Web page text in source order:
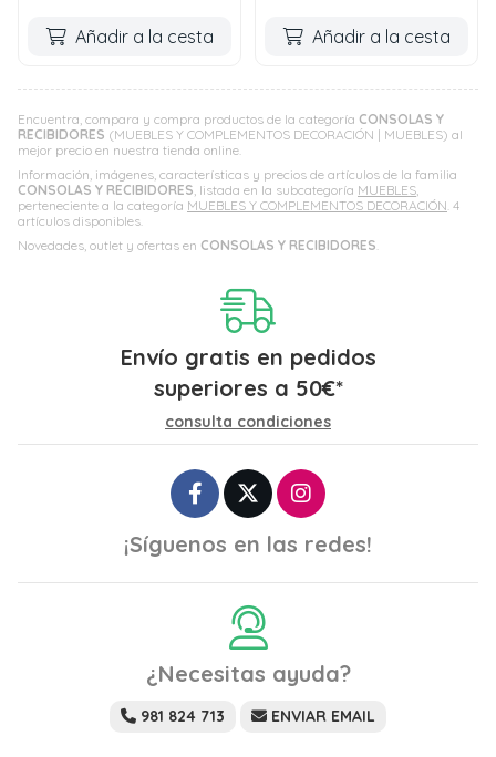
Encuentra, compara y compra productos de la categoría CONSOLAS Y
RECIBIDORES (MUEBLES Y COMPLEMENTOS DECORACIÓN | MUEBLES) al
mejor precio en nuestra tienda online.
Información, imágenes, características y precios de artículos de la familia
CONSOLAS Y RECIBIDORES, listada en la subcategoría MUEBLES,
perteneciente a la categoría MUEBLES Y COMPLEMENTOS DECORACIÓN. 4
artículos disponibles.
Novedades, outlet y ofertas en CONSOLAS Y RECIBIDORES.
Añadir a la cesta Añadir a la cesta
Envío gratis en pedidos
superiores a 50€*
consulta condiciones
¡Síguenos en las redes!
¿Necesitas ayuda?
981 824 713 ENVIAR EMAIL